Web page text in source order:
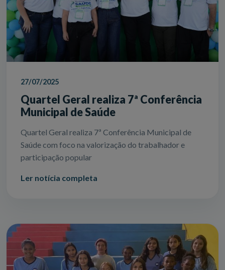
27/07/2025
Quartel Geral realiza 7ª Conferência
Municipal de Saúde
Quartel Geral realiza 7ª Conferência Municipal de
Saúde com foco na valorização do trabalhador e
participação popular
Ler notícia completa